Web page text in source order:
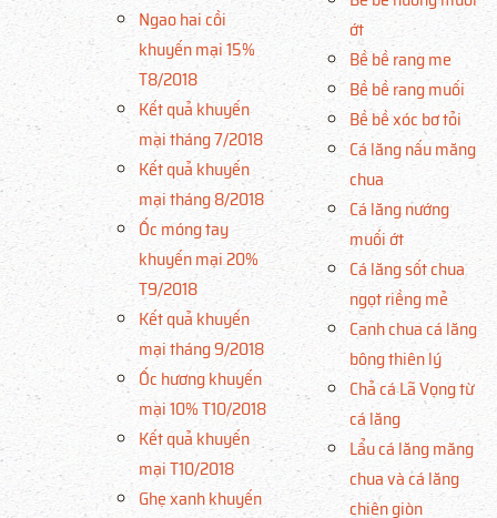
Ngao hai cồi
khuyến mại 15%
T8/2018
Kết quả khuyến
mại tháng 7/2018
Kết quả khuyến
mại tháng 8/2018
Ốc móng tay
khuyến mại 20%
T9/2018
Kết quả khuyến
mại tháng 9/2018
Ốc hương khuyến
mại 10% T10/2018
Kết quả khuyến
mại T10/2018
Ghẹ xanh khuyến
ớt
Bề bề rang me
Bề bề rang muối
Bề bề xóc bơ tỏi
Cá lăng nấu măng
chua
Cá lăng nướng
muối ớt
Cá lăng sốt chua
ngọt riềng mẻ
Canh chua cá lăng
bông thiên lý
Chả cá Lã Vọng từ
cá lăng
Lẩu cá lăng măng
chua và cá lăng
chiên giòn